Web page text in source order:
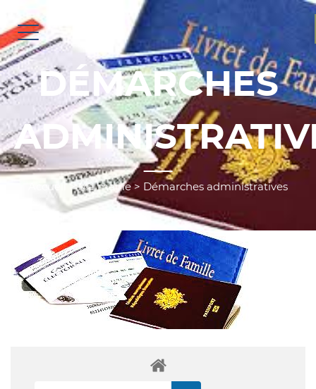
DÉMARCHES
Accueil>Ma mairie > Démarches administratives